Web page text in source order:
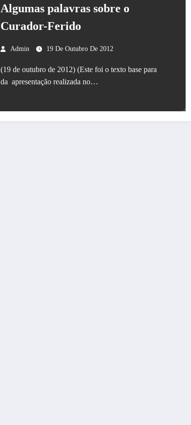
Algumas palavras sobre o
Curador-Ferido
Admin 19 De Outubro De 2012
(19 de outubro de 2012) (Este foi o texto base para
da apresentação realizada no…